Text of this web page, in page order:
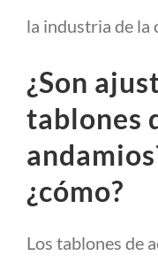
la industria de la
¿Son
tablones
¿cómo?
Los tablones de